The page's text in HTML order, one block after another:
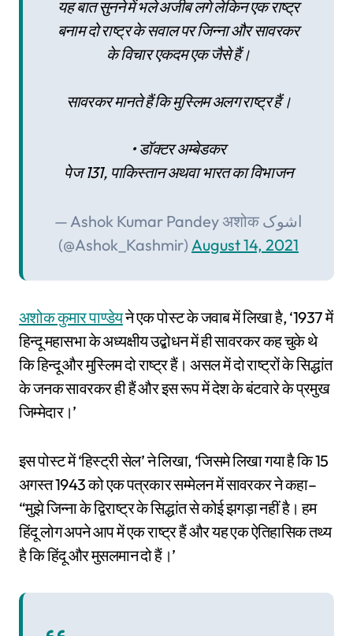
यह बात सुनने में भले अजीब लगे लेकिन एक राष्ट्र
बनाम दो राष्ट्र के सवाल पर जिन्ना और सावरकर
के विचार एकदम एक जैसे हैं।
सावरकर मानते हैं कि मुस्लिम अलग राष्ट्र हैं।
• डॉक्टर अम्बेडकर
पेज 131, पाकिस्तान अथवा भारत का विभाजन
— Ashok Kumar Pandey अशोक اشوک
(@Ashok_Kashmir) August 14, 2021
अशोक कुमार पाण्डेयने एक पोस्ट के जवाब में लिखा है, ‘1937 में
हिन्दू महासभा के अध्यक्षीय उद्बोधन में ही सावरकर कह चुके थे
कि हिन्दू और मुस्लिम दो राष्ट्र हैं। असल में दो राष्ट्रों के सिद्धांत
के जनक सावरकर ही हैं और इस रूप में देश के बंटवारे के प्रमुख
जिम्मेदार।’
इस पोस्ट में ‘हिस्ट्री सेल’ ने लिखा, ‘जिसमे लिखा गया है कि 15
अगस्त 1943 को एक पत्रकार सम्मेलन में सावरकर ने कहा–
“मुझे जिन्ना के द्विराष्ट्र के सिद्धांत से कोई झगड़ा नहीं है। हम
हिंदू लोग अपने आप में एक राष्ट्र हैं और यह एक ऐतिहासिक तथ्य
है कि हिंदू और मुसलमान दो हैं।’